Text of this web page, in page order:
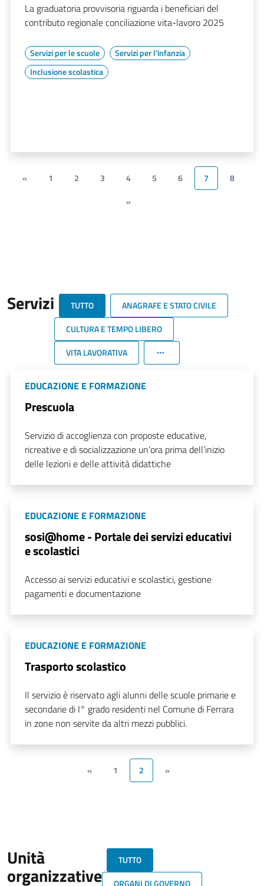
La graduatoria provvisoria riguarda i beneficiari del
contributo regionale conciliazione vita-lavoro 2025
Servizi per le scuole
Servizi per l'infanzia
Inclusione scolastica
« 1 2 3 4 5 6 7
8
»
Servizi TUTTO
ANAGRAFE E STATO CIVILE
CULTURA E TEMPO LIBERO
VITA LAVORATIVA
EDUCAZIONE E FORMAZIONE
Prescuola
Servizio di accoglienza con proposte educative,
ricreative e di socializzazione un’ora prima dell’inizio
delle lezioni e delle attività didattiche
EDUCAZIONE E FORMAZIONE
sosi@home - Portale dei servizi educativi
e scolastici
Accesso ai servizi educativi e scolastici, gestione
pagamenti e documentazione
EDUCAZIONE E FORMAZIONE
Trasporto scolastico
Il servizio è riservato agli alunni delle scuole primarie e
secondarie di I° grado residenti nel Comune di Ferrara
in zone non servite da altri mezzi pubblici.
« 1 2 »
Unità
organizzative
TUTTO
ORGANI DI GOVERNO